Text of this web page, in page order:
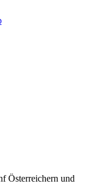
Österreichern und